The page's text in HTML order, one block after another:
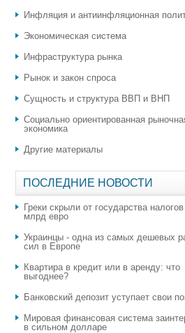
Инфляция и антиинфляционная
Экономическая система
Инфраструктура рынка
Рынок и закон спроса
Сущность и структура ВВП и ВНП
Социально ориентированная
экономика
Другие материалы
ПОСЛЕДНИЕ НОВОСТИ
Греки скрыли от государства
млрд евро
Украинцы - одна из самых дешевых
сил в Европе
Квартира в кредит или в аренду: что
выгоднее?
​Банковский депозит уступает свои
Мировая финансовая система
в сильном долларе